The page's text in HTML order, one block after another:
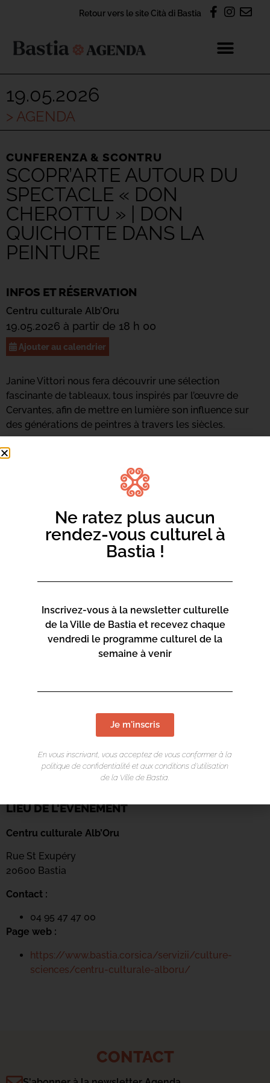
Retour vers le site Cità di Bastia
19.05.2026
> AGENDA
CUNFERENZA & SCONTRU
SCOPR’ARTE AUTOUR DU
SPECTACLE « DON
CHEROTTU » | DON
QUICHOTTE DANS LA
PEINTURE
INFOS ET RÉSERVATION
Centru culturale Alb’Oru
19.05.2026 à partir de 18 h 00
Ajouter au calendrier
Janine Vittori nous fera découvrir une sélection
fascinante de tableaux, tous inspirés par l’œuvre de
Cervantes, afin de mettre en lumière son influence sur
des générations de peintres à travers les siècles.
LIEU DE L'ÉVÉNEMENT
Centru culturale Alb’Oru
Rue St Exupéry
20600 Bastia
Contact :
04 95 47 47 00
Page web :
https://www.bastia.corsica/servizii/culture-
sciences/centru-culturale-alboru/
CONTACT
Ne ratez plus aucun
rendez-vous culturel à
Bastia !
Inscrivez-vous à la newsletter culturelle
de la Ville de Bastia et recevez chaque
vendredi le programme culturel de la
semaine à venir
Je m'inscris
En vous inscrivant, vous acceptez de vous conformer à la
politique de confidentialité et aux conditions d’utilisation
de la Ville de Bastia.